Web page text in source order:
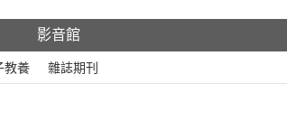
影音館
教養 雜誌期刊